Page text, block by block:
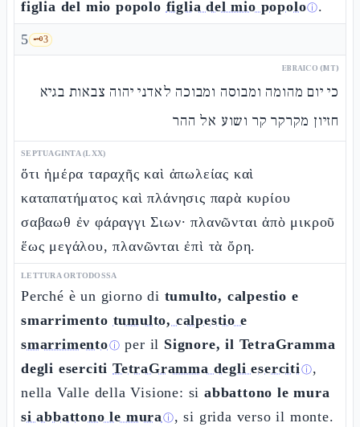
figlia del mio popolo figlia del mio popoloⓘ.
5 🗝️3
EBRAICO (MT)
כי יום מהומה ומבוסה ומבוכה לאדני יהוה צבאות בגיא
חזיון מקרקר קר ושוע אל ההר
SEPTUAGINTA (LXX)
ὅτι ἡμέρα ταραχῆς καὶ ἀπωλείας καὶ
καταπατήματος καὶ πλάνησις παρὰ κυρίου
σαβαωθ ἐν φάραγγι Σιων· πλανῶνται ἀπὸ μικροῦ
ἕως μεγάλου, πλανῶνται ἐπὶ τὰ ὄρη.
LETTURA ORTODOSSA
Perché è un giorno di tumulto, calpestio e
smarrimento tumulto, calpestio e
smarrimentoⓘ per il Signore, il TetraGramma
degli eserciti TetraGramma degli esercitiⓘ,
nella Valle della Visione: siabbattono le mura
si abbattono le muraⓘ, si grida verso il monte.